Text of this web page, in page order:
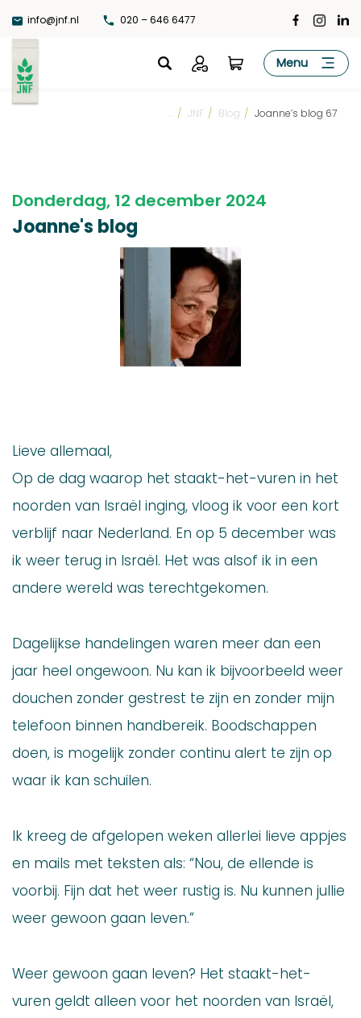
naar
de
inhoud
info@jnf.nl 020 – 646 6477
JNF Menu
/ JNF / Blog / Joanne’s blog 67
Donderdag, 12 december 2024
Joanne's blog
Lieve allemaal,
Op de dag waarop het staakt-het-vuren in het
noorden van Israël inging, vloog ik voor een kort
verblijf naar Nederland. En op 5 december was
ik weer terug in Israël. Het was alsof ik in een
andere wereld was terechtgekomen.
Dagelijkse handelingen waren meer dan een
jaar heel ongewoon. Nu kan ik bijvoorbeeld weer
douchen zonder gestrest te zijn en zonder mijn
telefoon binnen handbereik. Boodschappen
doen, is mogelijk zonder continu alert te zijn op
waar ik kan schuilen.
Ik kreeg de afgelopen weken allerlei lieve appjes
en mails met teksten als: “Nou, de ellende is
voorbij. Fijn dat het weer rustig is. Nu kunnen jullie
weer gewoon gaan leven.”
Weer gewoon gaan leven? Het staakt-het-
vuren geldt alleen voor het noorden van Israël,